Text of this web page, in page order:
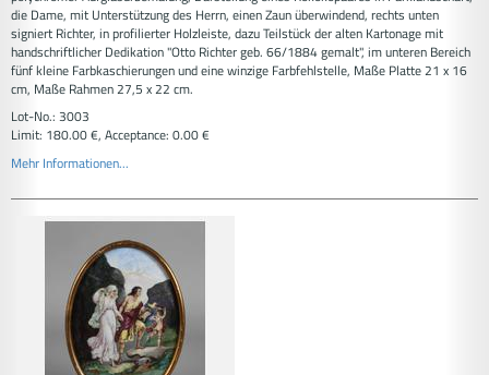
die Dame, mit Unterstützung des Herrn, einen Zaun überwindend, rechts unten
signiert Richter, in profilierter Holzleiste, dazu Teilstück der alten Kartonage mit
handschriftlicher Dedikation "Otto Richter geb. 66/1884 gemalt", im unteren Bereich
fünf kleine Farbkaschierungen und eine winzige Farbfehlstelle, Maße Platte 21 x 16
cm, Maße Rahmen 27,5 x 22 cm.
Lot-No.: 3003
Limit: 180.00 €, Acceptance: 0.00 €
Mehr Informationen...